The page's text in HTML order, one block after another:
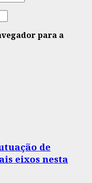
para a
de
eixos nesta